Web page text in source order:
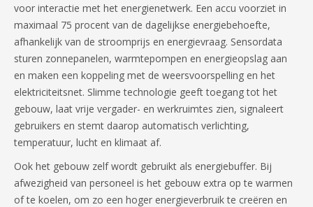
voor interactie met het energienetwerk. Een accu voorziet in
maximaal 75 procent van de dagelijkse energiebehoefte,
afhankelijk van de stroomprijs en energievraag. Sensordata
sturen zonnepanelen, warmtepompen en energieopslag aan
en maken een koppeling met de weersvoorspelling en het
elektriciteitsnet. Slimme technologie geeft toegang tot het
gebouw, laat vrije vergader- en werkruimtes zien, signaleert
gebruikers en stemt daarop automatisch verlichting,
temperatuur, lucht en klimaat af.
Ook het gebouw zelf wordt gebruikt als energiebuffer. Bij
afwezigheid van personeel is het gebouw extra op te warmen
of te koelen, om zo een hoger energieverbruik te creëren en